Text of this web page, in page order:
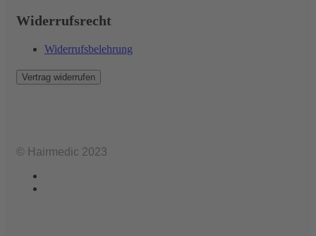
Widerrufsrecht
Widerrufsbelehrung
Vertrag widerrufen
© Hairmedic 2023